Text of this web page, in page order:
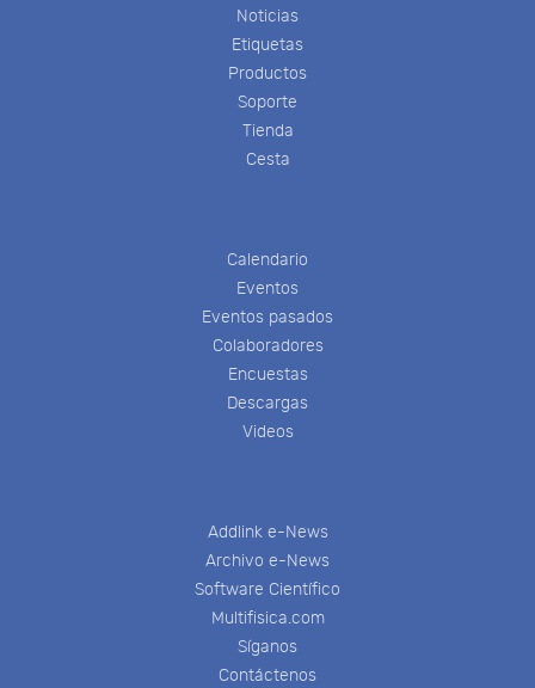
Noticias
Etiquetas
Productos
Soporte
Tienda
Cesta
Calendario
Eventos
Eventos pasados
Colaboradores
Encuestas
Descargas
Videos
Addlink e-News
Archivo e-News
Software Científico
Multifisica.com
Síganos
Contáctenos